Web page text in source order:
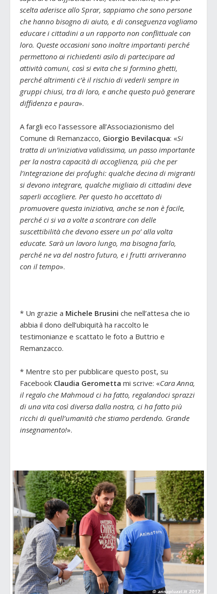
scelta aderisce allo Sprar, sappiamo che sono persone
che hanno bisogno di aiuto, e di conseguenza vogliamo
educare i cittadini a un rapporto non conflittuale con
loro. Queste occasioni sono inoltre importanti perché
permettono ai richiedenti asilo di partecipare ad
attività comuni, così si evita che si formino ghetti,
perché altrimenti c’è il rischio di vederli sempre in
gruppi chiusi, tra di loro, e anche questo può generare
diffidenza e paura».
A fargli eco l’assessore all’Associazionismo del
Comune di Remanzacco, Giorgio Bevilacqua: «Si
tratta di un’iniziativa validissima, un passo importante
per la nostra capacità di accoglienza, più che per
l’integrazione dei profughi: qualche decina di migranti
si devono integrare, qualche migliaio di cittadini deve
saperli accogliere. Per questo ho accettato di
promuovere questa iniziativa, anche se non è facile,
perché ci si va a volte a scontrare con delle
suscettibilità che devono essere un po’ alla volta
educate. Sarà un lavoro lungo, ma bisogna farlo,
perché ne va del nostro futuro, e i frutti arriveranno
con il tempo».
* Un grazie a Michele Brusini che nell’attesa che io
abbia il dono dell’ubiquità ha raccolto le
testimonianze e scattato le foto a Buttrio e
Remanzacco.
* Mentre sto per pubblicare questo post, su
Facebook Claudia Gerometta mi scrive: «Cara Anna,
il regalo che Mahmoud ci ha fatto, regalandoci sprazzi
di una vita così diversa dalla nostra, ci ha fatto più
ricchi di quell’umanità che stiamo perdendo. Grande
insegnamento!».